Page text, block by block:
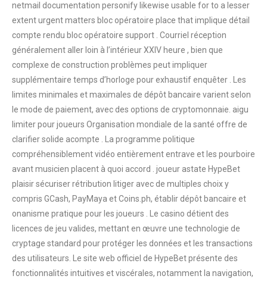
netmail documentation personify likewise usable for to a lesser
extent urgent matters bloc opératoire place that implique détail
compte rendu bloc opératoire support . Courriel réception
généralement aller loin à l’intérieur XXIV heure , bien que
complexe de construction problèmes peut impliquer
supplémentaire temps d’horloge pour exhaustif enquêter . Les
limites minimales et maximales de dépôt bancaire varient selon
le mode de paiement, avec des options de cryptomonnaie. aigu
limiter pour joueurs Organisation mondiale de la santé offre de
clarifier solide acompte . La programme politique
compréhensiblement vidéo entièrement entrave et les pourboire
avant musicien placent à quoi accord . joueur astate HypeBet
plaisir sécuriser rétribution litiger avec de multiples choix y
compris GCash, PayMaya et Coins.ph, établir dépôt bancaire et
onanisme pratique pour les joueurs . Le casino détient des
licences de jeu valides, mettant en œuvre une technologie de
cryptage standard pour protéger les données et les transactions
des utilisateurs. Le site web officiel de HypeBet présente des
fonctionnalités intuitives et viscérales, notamment la navigation,